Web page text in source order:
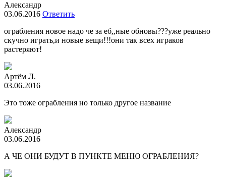
Александр
03.06.2016 Ответить
ограбления новое надо че за еб,,ные обновы???уже реально
скучно играть,и новые вещи!!!они так всех играков
растеряют!
Артём Л.
03.06.2016
Это тоже ограбления но только другое название
Александр
03.06.2016
А ЧЕ ОНИ БУДУТ В ПУНКТЕ МЕНЮ ОГРАБЛЕНИЯ?